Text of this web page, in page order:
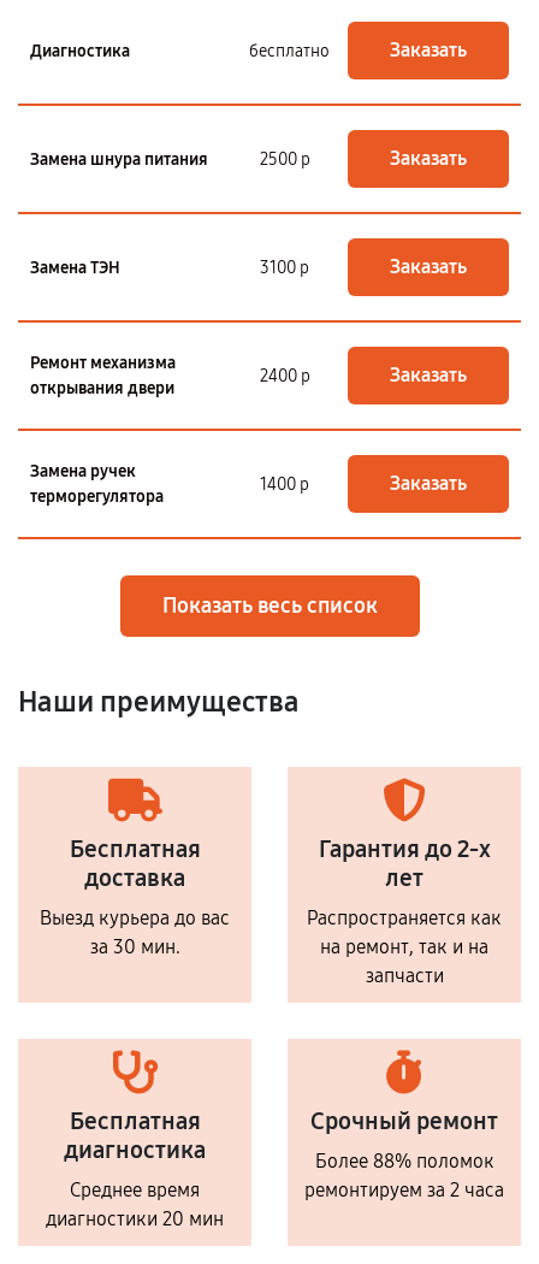
Диагностика бесплатно Заказать
Замена шнура питания 2500 р Заказать
Замена ТЭН 3100 р Заказать
Ремонт механизма
открывания двери
2400 р Заказать
Замена ручек
терморегулятора
1400 р Заказать
Показать весь список
Наши преимущества
Бесплатная
доставка
Выезд курьера до вас
за 30 мин.
Гарантия до 2-х
лет
Распространяется как
на ремонт, так и на
запчасти
Бесплатная
диагностика
Среднее время
диагностики 20 мин
Срочный ремонт
Более 88% поломок
ремонтируем за 2 часа